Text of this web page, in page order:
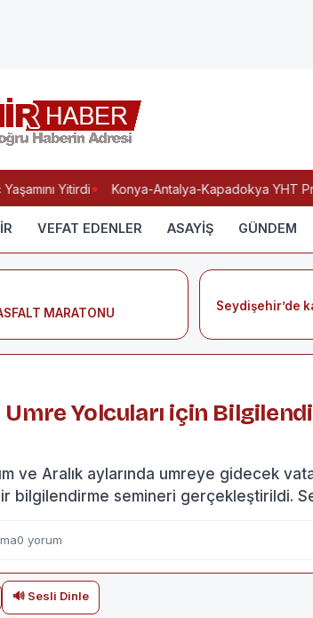
Yitirdi Konya-Antalya-Kapadokya YHT
VEFAT EDENLER ASAYİŞ GÜNDEM
YESEVİ’DE ASFALT MARATONU
Seydişehir’de
Yolcuları için
ve Aralık aylarında umreye gidecek
bilgilendirme semineri gerçekleştirildi.
0 yorum
🔊 Sesli Dinle